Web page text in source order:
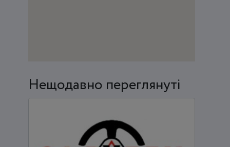
Нещодавно переглянуті